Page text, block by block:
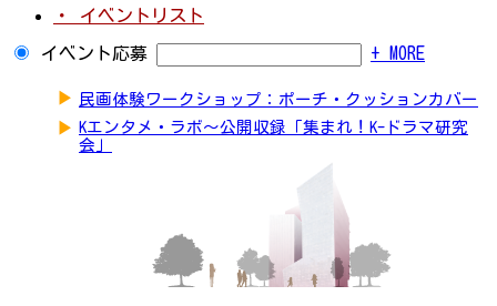
・ イベントリスト
イベント応募 + MORE
▶ 民画体験ワークショップ：ポーチ・クッションカバー
▶ Kエンタメ・ラボ～公開収録「集まれ！K-ドラマ研究
会」